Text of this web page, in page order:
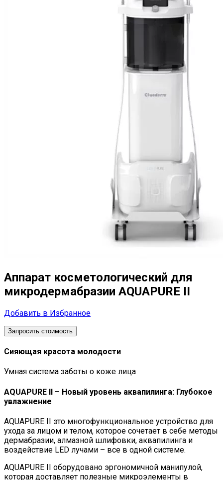
Аппарат косметологический для
микродермабразии AQUAPURE II
Добавить в Избранное
Запросить стоимость
Сияющая красота молодости
Умная система заботы о коже лица
AQUAPURE II – Новый уровень аквапилинга: Глубокое
увлажнение
AQUAPURE II это многофункциональное устройство для
ухода за лицом и телом, которое сочетает в себе методы
дермабразии, алмазной шлифовки, аквапилинга и
воздействие LED лучами – все в одной системе.
AQUAPURE II оборудовано эргономичной манипулой,
которая доставляет полезные микроэлементы в